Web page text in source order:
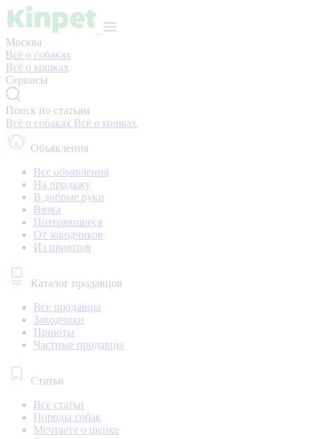
Москва
Всё о собаках
Всё о кошках
Сервисы
Поиск по статьям
Всё о собаках Всё о кошках
Объявления
Все объявления
На продажу
В добрые руки
Вязка
Потерявшиеся
От заводчиков
Из приютов
Каталог продавцов
Все продавцы
Заводчики
Приюты
Частные продавцы
Статьи
Все статьи
Породы собак
Мечтаете о щенке